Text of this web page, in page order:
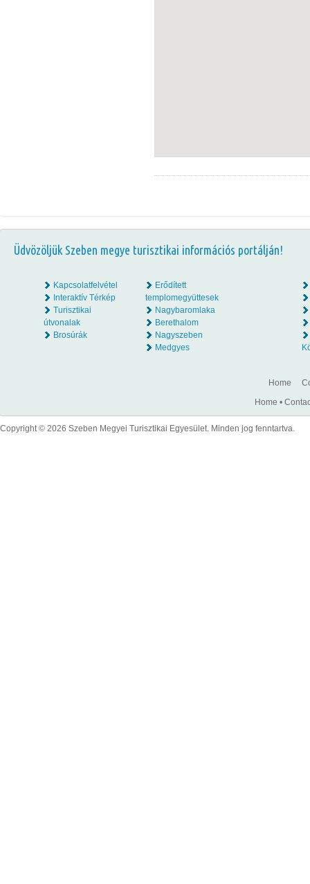
Üdvözöljük Szeben megye turisztikai információs portálján!
Kapcsolatfelvétel
Interaktív Térkép
Turisztikai
útvonalak
Brosúrák
Erődített
templomegyüttesek
Nagybaromlaka
Berethalom
Nagyszeben
Medgyes
Home
Home •
Copyright © 2026 Szeben Megyei Turisztikai Egyesület. Minden jog fenntartva.